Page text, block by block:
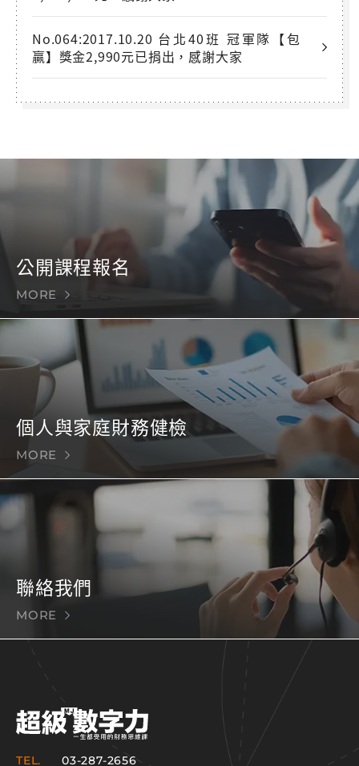
No.064:2017.10.20 台北40班 冠軍隊【包
贏】獎金2,990元已捐出，感謝大家
公開課程報名
MORE
個人與家庭財務健檢
MORE
聯絡我們
MORE
TEL. 03-287-2656